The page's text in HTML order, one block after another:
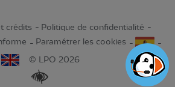
crédits
Politique de confidentialité
Paramétrer les cookies
© LPO 2026
Renforcer les contrastes